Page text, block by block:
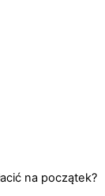
na początek?